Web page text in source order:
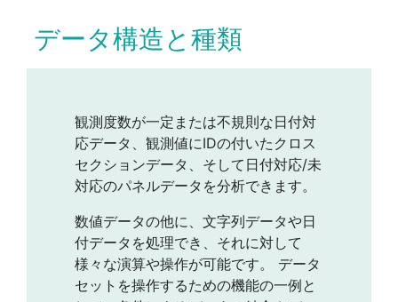
データ構造と種類
観測度数が一定または不規則な日付対
応データ、観測値にIDの付いたクロス
セクションデータ、そして日付対応/未
対応のパネルデータを分析できます。
数値データの他に、文字列データや日
付データを処理でき、それに対して
様々な演算や操作が可能です。 データ
セットを操作するための機能の一例と